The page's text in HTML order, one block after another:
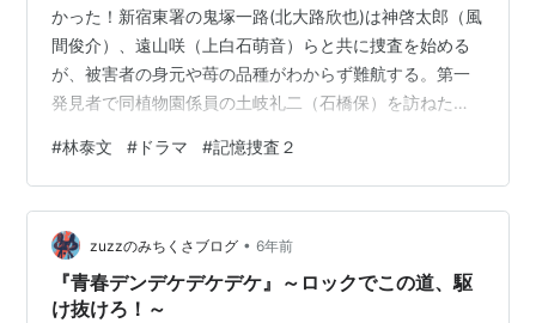
かった！新宿東署の鬼塚一路(北大路欣也)は神啓太郎（風
間俊介）、遠山咲（上白石萌音）らと共に捜査を始める
が、被害者の身元や苺の品種がわからず難航する。第一
発見者で同植物園係員の土岐礼二（石橋保）を訪ねた鬼
早摘み苺の共同開発者・財部であることを突き止める。
鬼塚は土岐が何かを隠していることを察知するが…。
www.tv-tokyo.co.jp 感想 悔しい。とにかく悔しい。 相
変わらず事務所サイトには告知がなく、しかも番組検索
にも引っかからなかった。このブログ書くためにもう一
度ドラマの方のサイト…
#林泰文 # ドラマ #記憶捜査２
zuzzのみちくさブログ • 6年前
『青春デンデケデケデケ』～ロックでこの道、駆
け抜けろ！～